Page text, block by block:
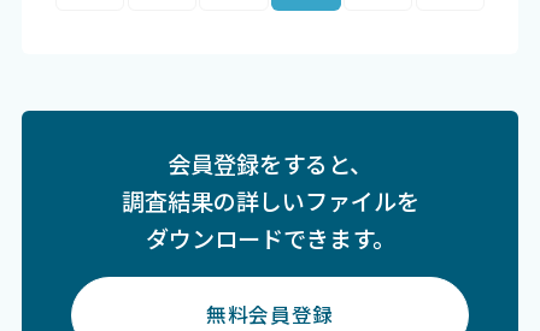
会員登録をすると、
調査結果の詳しいファイルを
ダウンロードできます。
無料会員登録